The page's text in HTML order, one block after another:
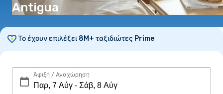
Antigua
Το έχουν επιλέξει 8M+ ταξιδιώτες Prime
Άφιξη / Αναχώρηση